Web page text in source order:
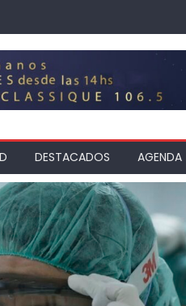
DESTACADOS AGENDA